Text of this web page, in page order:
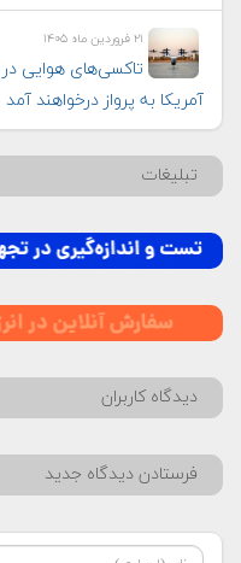
۲۱ فروردین ماه ۱۴۰۵
آمریکا به پرواز درخواهند آمد
تبلیغات
دیدگاه کاربران
فرستادن دیدگاه جدید